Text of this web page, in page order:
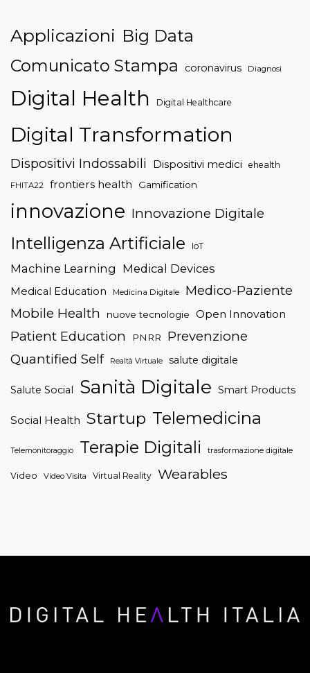
Applicazioni Big Data
Comunicato Stampa
coronavirus Diagnosi
Digital Health Digital Healthcare
Digital Transformation
Dispositivi Indossabili Dispositivi medici ehealth
FHITA22 frontiers health Gamification
innovazione Innovazione Digitale
Intelligenza Artificiale IoT
Machine Learning Medical Devices
Medical Education Medicina Digitale
Medico-Paziente
Mobile Health
nuove tecnologie Open Innovation
Patient Education PNRR
Prevenzione
Quantified Self
Realtà Virtuale salute digitale
Salute Social Sanità Digitale Smart Products
Social Health Startup Telemedicina
Telemonitoraggio Terapie Digitali trasformazione digitale
Video Video Visita Virtual Reality Wearables